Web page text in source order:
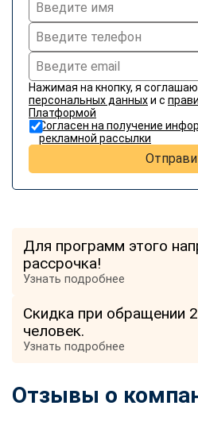
Нажимая на кнопку, я
персональных данныхи с
Платформой
Согласен на получение
рекламной рассылки
Для программ этого
рассрочка!
Узнать подробнее
Скидка при обращении
человек.
Узнать подробнее
Отзывы о